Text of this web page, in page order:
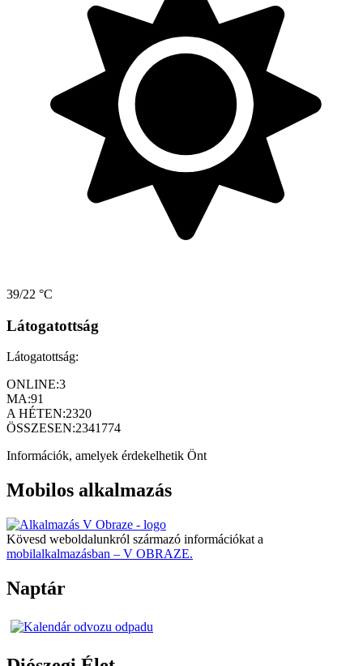
39/22 °C
Látogatottság
Látogatottság:
ONLINE:3
MA:91
A HÉTEN:2320
ÖSSZESEN:2341774
Információk, amelyek érdekelhetik Önt
Mobilos alkalmazás
Kövesd weboldalunkról származó információkat a
mobilalkalmazásban – V OBRAZE.
Naptár